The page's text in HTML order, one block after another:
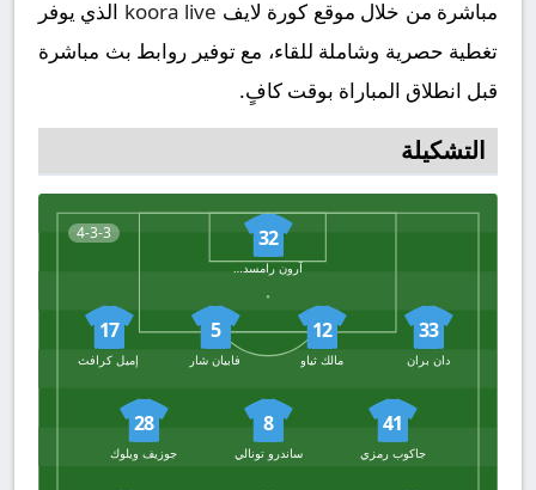
مباشرة من خلال موقع كورة لايف koora live الذي يوفر
تغطية حصرية وشاملة للقاء، مع توفير روابط بث مباشرة
قبل انطلاق المباراة بوقت كافٍ.
التشكيلة
4-3-3 32
آرون رامسديل
33
دان بران
12
مالك ثياو
5
فابيان شار
17
إميل كرافث
41
جاكوب رمزي
8
ساندرو تونالي
28
جوزيف ويلوك